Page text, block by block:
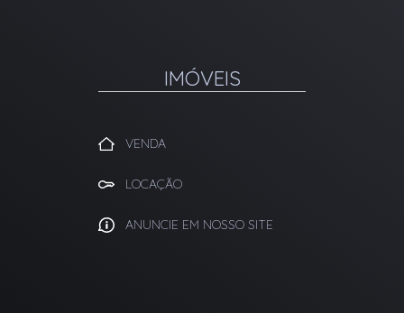
IMÓVEIS
VENDA
LOCAÇÃO
ANUNCIE EM NOSSO SITE